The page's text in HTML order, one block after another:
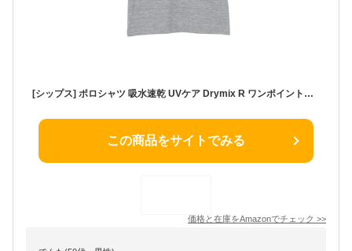
[シップス] ポロシャツ 吸水速乾 UVケア Drymix R ワンポイントロゴ ボタンダウン ポロシャツ メンズ 112200008 グレー2 M
この商品をサイトでみる
価格と在庫をAmazonでチェック >>